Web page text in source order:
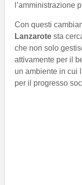
l’amministrazione
Con questi
Lanzarote sta
che non solo
attivamente per il
un ambiente in cui
per il progresso